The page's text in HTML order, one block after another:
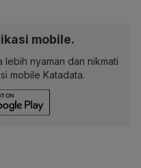
mobile.
lebih nyaman dan nikmati
mobile Katadata.